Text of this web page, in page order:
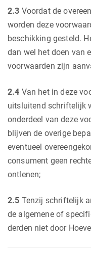
2.3 Voordat de
worden deze
beschikking gesteld.
dan wel het doen van
voorwaarden zijn
2.4 Van het in deze
uitsluitend schriftelijk
onderdeel van deze
blijven de overige
eventueel
consument geen
ontlenen;
2.5 Tenzij schriftelijk
de algemene of
derden niet door